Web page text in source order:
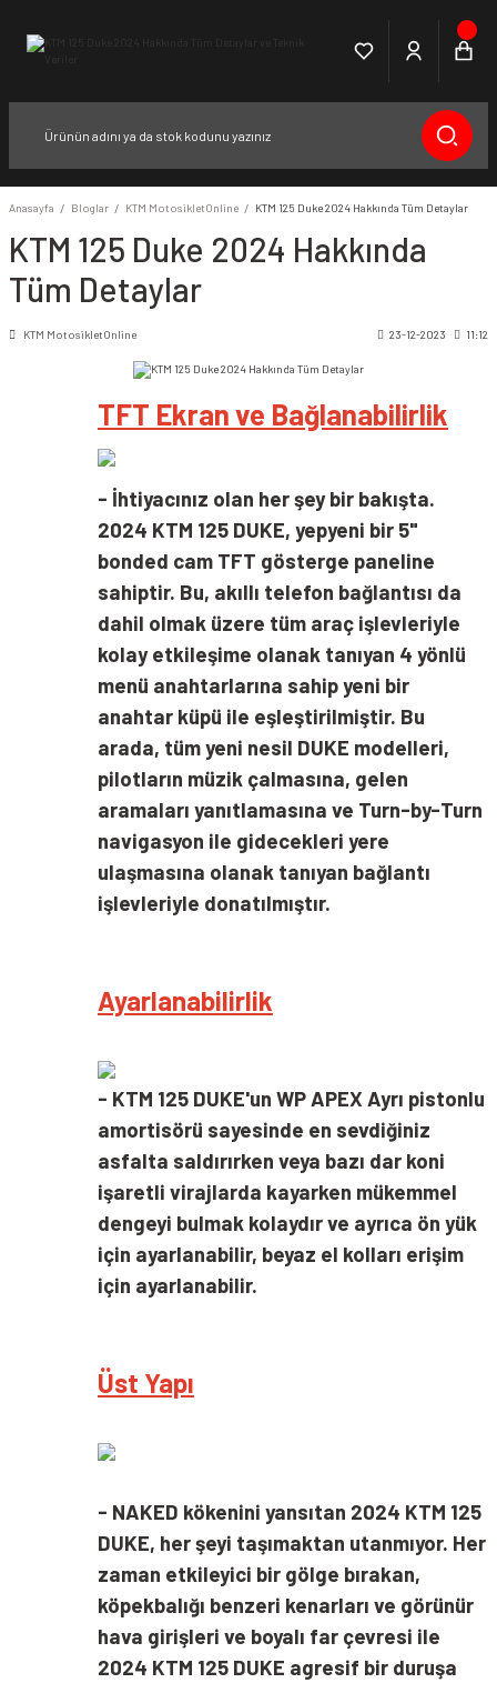
Anasayfa Bloglar KTM MotosikletOnline KTM 125 Duke 2024 Hakkında Tüm Detaylar
KTM 125 Duke 2024 Hakkında
Tüm Detaylar
KTM MotosikletOnline 23-12-2023 11:12
TFT Ekran ve Bağlanabilirlik
- İhtiyacınız olan her şey bir bakışta.
2024 KTM 125 DUKE, yepyeni bir 5"
bonded cam TFT gösterge paneline
sahiptir. Bu, akıllı telefon bağlantısı da
dahil olmak üzere tüm araç işlevleriyle
kolay etkileşime olanak tanıyan 4 yönlü
menü anahtarlarına sahip yeni bir
anahtar küpü ile eşleştirilmiştir. Bu
arada, tüm yeni nesil DUKE modelleri,
pilotların müzik çalmasına, gelen
aramaları yanıtlamasına ve Turn-by-Turn
navigasyon ile gidecekleri yere
ulaşmasına olanak tanıyan bağlantı
işlevleriyle donatılmıştır.
Ayarlanabilirlik
- KTM 125 DUKE'un WP APEX Ayrı pistonlu
amortisörü sayesinde en sevdiğiniz
asfalta saldırırken veya bazı dar koni
işaretli virajlarda kayarken mükemmel
dengeyi bulmak kolaydır ve ayrıca ön yük
için ayarlanabilir, beyaz el kolları erişim
için ayarlanabilir.
Üst Yapı
- NAKED kökenini yansıtan 2024 KTM 125
DUKE, her şeyi taşımaktan utanmıyor. Her
zaman etkileyici bir gölge bırakan,
köpekbalığı benzeri kenarları ve görünür
hava girişleri ve boyalı far çevresi ile
2024 KTM 125 DUKE agresif bir duruşa